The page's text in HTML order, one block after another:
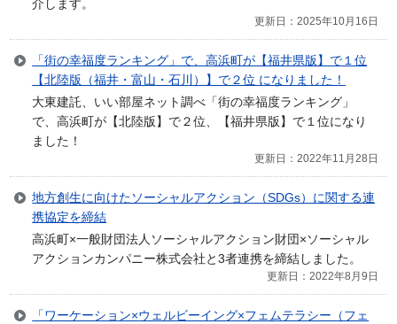
介します。
更新日：2025年10月16日
「街の幸福度ランキング」で、高浜町が【福井県版】で１位
【北陸版（福井・富山・石川）】で２位 になりました！
大東建託、いい部屋ネット調べ「街の幸福度ランキング」
で、高浜町が【北陸版】で２位、【福井県版】で１位になり
ました！
更新日：2022年11月28日
地方創生に向けたソーシャルアクション（SDGs）に関する連
携協定を締結
高浜町×一般財団法人ソーシャルアクション財団×ソーシャル
アクションカンパニー株式会社と3者連携を締結しました。
更新日：2022年8月9日
「ワーケーション×ウェルビーイング×フェムテラシー（フェ